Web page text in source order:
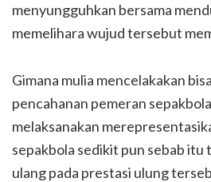
menyungguhkan bersama
memelihara wujud tersebut
Gimana mulia mencelakakan
pencahanan pemeran
melaksanakan
sepakbola sedikit pun sebab itu
ulang pada prestasi ulung